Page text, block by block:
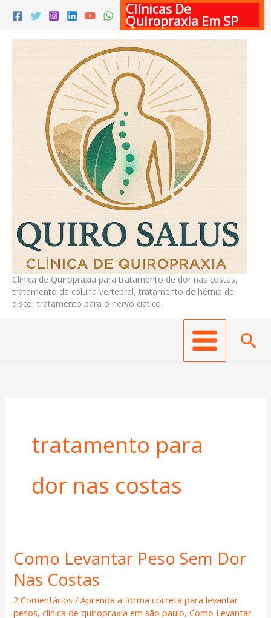
para
conteúdo
Clínicas De
Quiropraxia Em SP
Clínica de Quiropraxia para tratamento de dor nas costas,
tratamento da coluna vertebral, tratamento de hérnia de
disco, tratamento para o nervo ciatico.
tratamento para
dor nas costas
Como Levantar Peso Sem Dor
Nas Costas
2 Comentários /Aprenda a forma correta para levantar
pesos,clínica de quiropraxia em são paulo,Como Levantar
Como
Levantar
Peso
Sem